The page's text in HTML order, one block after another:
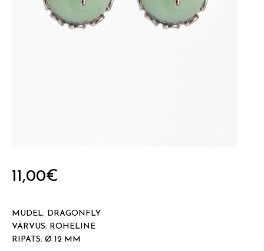
11,00€
MUDEL: DRAGONFLY
VÄRVUS: ROHELINE
RIPATS: Ø 12 MM